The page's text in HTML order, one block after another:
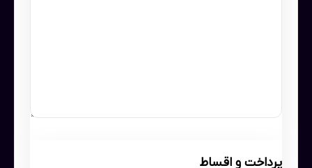
پرداخت و اقساط